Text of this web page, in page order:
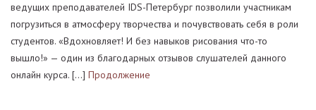
ведущих преподавателей IDS-Петербург позволили участникам
погрузиться в атмосферу творчества и почувствовать себя в роли
студентов. «Вдохновляет! И без навыков рисования что-то
вышло!» — один из благодарных отзывов слушателей данного
онлайн курса. […] Продолжение